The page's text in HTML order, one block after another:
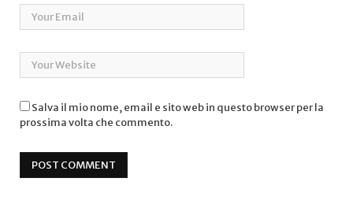
Salva il mio nome, email e sito web in questo browser per la
prossima volta che commento.